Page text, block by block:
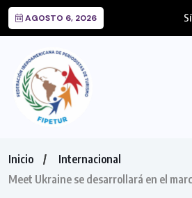
AGOSTO 6, 2026
Inicio
Internacional
Meet Ukraine se desarrollará en el